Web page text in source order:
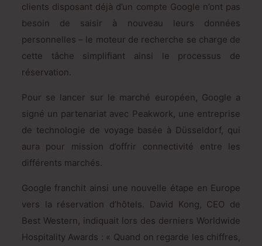
clients disposant déjà d’un compte Google n’ont pas
besoin de saisir à nouveau leurs données
personnelles – le moteur de recherche se charge de
cette tâche simplifiant ainsi le processus de
réservation.
Pour se lancer sur le marché européen, Google a
signé un partenariat avec Peakwork, une entreprise
de technologie de voyage basée à Düsseldorf, qui
aura pour mission d’offrir connectivité entre les
différents marchés.
Google franchit ainsi une nouvelle étape en Europe
vers la réservation d’hôtels. David Kong, CEO de
Best Western, indiquait lors des derniers Worldwide
Hospitality Awards : « Quand on regarde les chiffres,